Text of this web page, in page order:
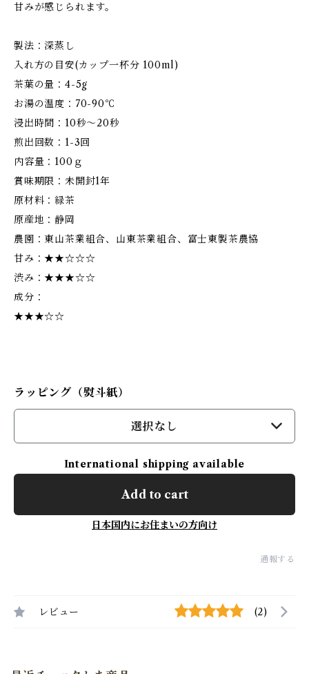
甘みが感じられます。
製法：深蒸し
入れ方の目安(カップ一杯分 100ml)
茶葉の量：4-5g
お湯の温度：70-90℃
浸出時間：10秒～20秒
煎出回数：1-3回
内容量：100ｇ
賞味期限：未開封1年
原材料：緑茶
原産地：静岡
農園：東山茶業組合、山東茶業組合、富士東製茶農協
甘み：★★☆☆☆
渋み：★★★☆☆
成分：
★★★☆☆
ラッピング（熨斗紙）
選択なし
International shipping available
Add to cart
日本国内にお住まいの方向け
通報する
レビュー (2)